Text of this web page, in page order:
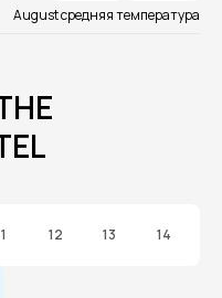
August средняя температура
12 13 14